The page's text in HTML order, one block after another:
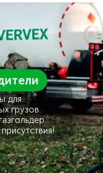
для
грузов.